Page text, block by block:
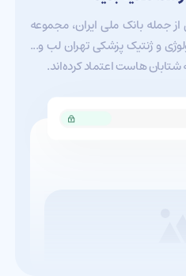
جمله بانک ملی ایران، مجموعه
و ژنتیک پزشکی تهران لب و...
شتابان هاست اعتماد کرده‌اند.